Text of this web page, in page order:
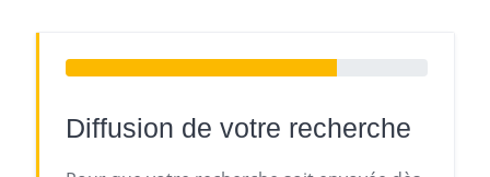
Diffusion de votre recherche